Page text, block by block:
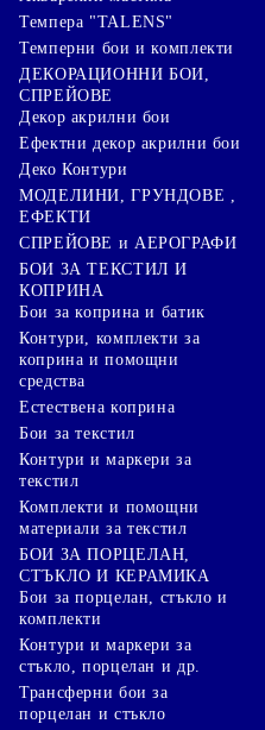
Темпера "TALENS"
Темперни бои и комплекти
ДЕКОРАЦИОННИ БОИ,
СПРЕЙОВЕ
Декор акрилни бои
Ефектни декор акрилни бои
Деко Контури
МОДЕЛИНИ, ГРУНДОВЕ ,
ЕФЕКТИ
СПРЕЙОВЕ и АЕРОГРАФИ
БОИ ЗА ТЕКСТИЛ И
КОПРИНА
Бои за коприна и батик
Контури, комплекти за
коприна и помощни
средства
Естествена коприна
Бои за текстил
Контури и маркери за
текстил
Комплекти и помощни
материали за текстил
БОИ ЗА ПОРЦЕЛАН,
СТЪКЛО И КЕРАМИКА
Бои за порцелан, стъкло и
комплекти
Контури и маркери за
стъкло, порцелан и др.
Трансферни бои за
порцелан и стъкло